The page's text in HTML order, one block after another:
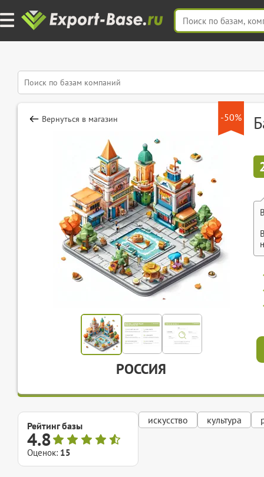
-50%
Вернуться в магазин
РОССИЯ
Рейтинг базы
4.8
Оценок: 15
искусство культура